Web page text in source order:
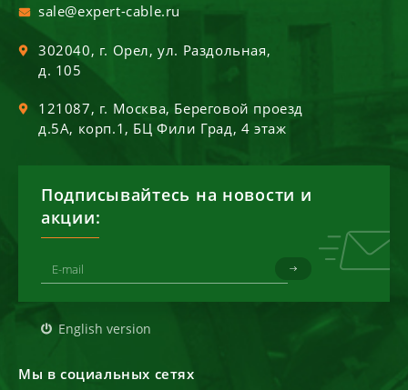
sale@expert-cable.ru
302040, г. Орел,ул. Раздольная,
д. 105
121087, г. Москва, Береговой проезд
д.5А, корп.1, БЦ Фили Град, 4 этаж
Подписывайтесь на новости и
акции:
English version
Мы в социальных сетях